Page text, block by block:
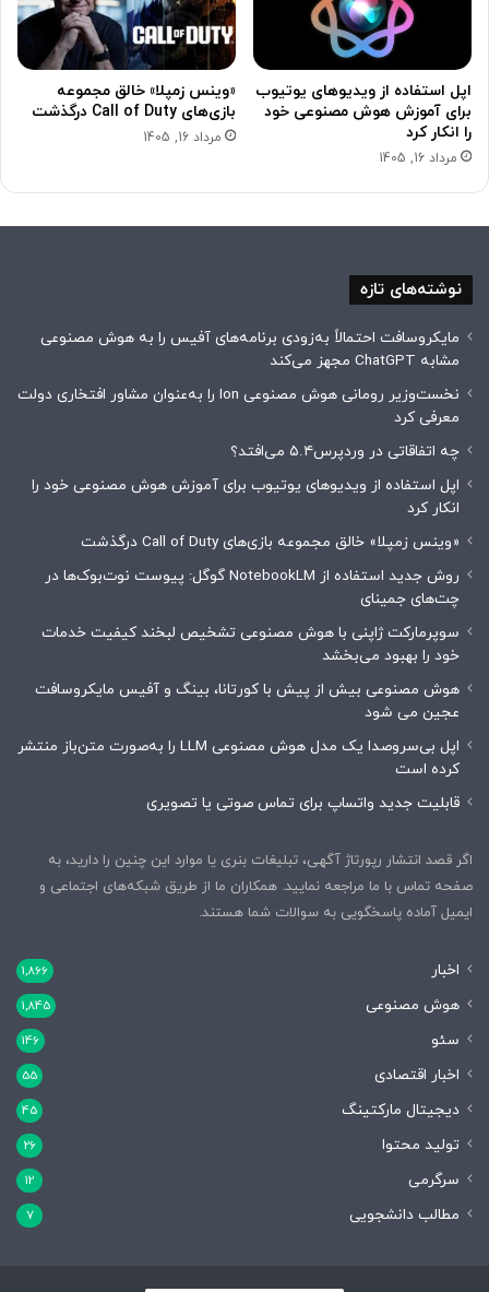
اپل استفاده از ویدیوهای یوتیوب
برای آموزش هوش مصنوعی خود
را انکار کرد
مرداد 16, 1405
«وینس زمپلا» خالق مجموعه
بازی‌های Call of Duty درگذشت
مرداد 16, 1405
نوشته‌های تازه
مایکروسافت احتمالاً به‌زودی برنامه‌های آفیس را به هوش مصنوعی
مشابه ChatGPT مجهز می‌کند
نخست‌وزیر رومانی هوش مصنوعی Ion را به‌عنوان مشاور افتخاری دولت
معرفی کرد
چه اتفاقاتی در وردپرس۵.۴ می‌افتد؟
اپل استفاده از ویدیوهای یوتیوب برای آموزش هوش مصنوعی خود را
انکار کرد
«وینس زمپلا» خالق مجموعه بازی‌های Call of Duty درگذشت
روش جدید استفاده از NotebookLM گوگل: پیوست نوت‌بوک‌ها در
چت‌های جمینای
سوپرمارکت ژاپنی با هوش مصنوعی تشخیص لبخند کیفیت خدمات
خود را بهبود می‌بخشد
هوش مصنوعی بیش از پیش با کورتانا، بینگ و آفیس مایکروسافت
عجین می شود
اپل بی‌سروصدا یک مدل هوش مصنوعی LLM را به‌صورت متن‌باز منتشر
کرده است
قابلیت جدید واتساپ برای تماس صوتی یا تصویری
اگر قصد انتشار رپورتاژ آگهی، تبلیغات بنری یا موارد این چنین را دارید، به
صفحه تماس با ما مراجعه نمایید. همکاران ما از طریق شبکه‌های اجتماعی و
ایمیل آماده پاسخگویی به سوالات شما هستند.
اخبار 1,866
هوش مصنوعی 1,845
سئو 146
اخبار اقتصادی 55
دیجیتال مارکتینگ 45
تولید محتوا 26
سرگرمی 12
مطالب دانشجویی 7